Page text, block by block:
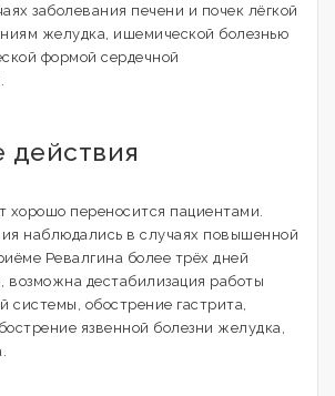
заболевания печени и почек лёгкой
желудка, ишемической болезнью
формой сердечной
действия
хорошо переносится пациентами.
наблюдались в случаях повышенной
Ревалгина более трёх дней
возможна дестабилизация работы
системы, обострение гастрита,
язвенной болезни желудка,